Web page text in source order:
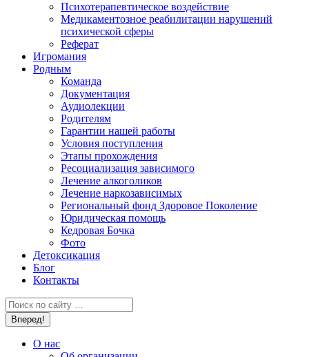
Психотерапевтическое воздействие
Медикаментозное реабилитации нарушений
психической сферы
Реферат
Игромания
Родным
Команда
Документация
Аудиолекции
Родителям
Гарантии нашей работы
Условия поступления
Этапы прохождения
Ресоциализация зависимого
Лечение алкоголиков
Лечение наркозависимых
Региональный фонд Здоровое Поколение
Юридическая помощь
Кедровая Бочка
Фото
Детоксикация
Блог
Контакты
Поиск:
О нас